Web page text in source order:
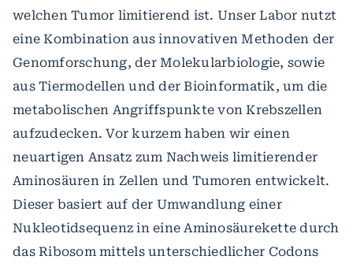
welchen Tumor limitierend ist. Unser Labor nutzt
eine Kombination aus innovativen Methoden der
Genomforschung, der Molekularbiologie, sowie
aus Tiermodellen und der Bioinformatik, um die
metabolischen Angriffspunkte von Krebszellen
aufzudecken. Vor kurzem haben wir einen
neuartigen Ansatz zum Nachweis limitierender
Aminosäuren in Zellen und Tumoren entwickelt.
Dieser basiert auf der Umwandlung einer
Nukleotidsequenz in eine Aminosäurekette durch
das Ribosom mittels unterschiedlicher Codons